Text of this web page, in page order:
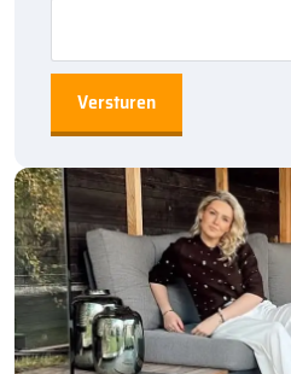
ook nog eens snel aan de slag
voordelige prijs van
Bestratingsmarkt.com.